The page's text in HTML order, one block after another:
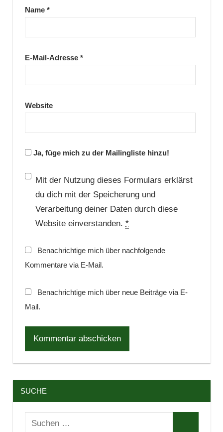
Name *
E-Mail-Adresse *
Website
Ja, füge mich zu der Mailingliste hinzu!
Mit der Nutzung dieses Formulars erklärst
du dich mit der Speicherung und
Verarbeitung deiner Daten durch diese
Website einverstanden. *
Benachrichtige mich über nachfolgende
Kommentare via E-Mail.
Benachrichtige mich über neue Beiträge via E-
Mail.
SUCHE
Suchen